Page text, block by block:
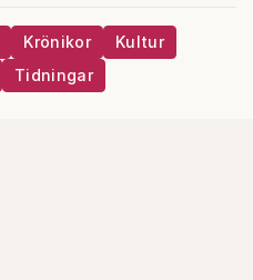
Krönikor
Kultur
Tidningar